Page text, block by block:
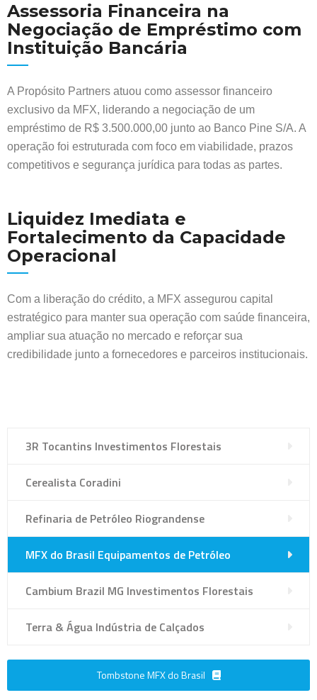
3R Tocantins Investimentos Florestais
Cerealista Coradini
Refinaria de Petróleo Riograndense
MFX do Brasil Equipamentos de Petróleo
Cambium Brazil MG Investimentos Florestais
Terra & Água Indústria de Calçados
Tombstone MFX do Brasil
Assessoria Financeira na
Negociação de Empréstimo com
Instituição Bancária
A Propósito Partners atuou como assessor financeiro
exclusivo da MFX, liderando a negociação de um
empréstimo de R$ 3.500.000,00 junto ao Banco Pine S/A. A
operação foi estruturada com foco em viabilidade, prazos
competitivos e segurança jurídica para todas as partes.
Liquidez Imediata e
Fortalecimento da Capacidade
Operacional
Com a liberação do crédito, a MFX assegurou capital
estratégico para manter sua operação com saúde financeira,
ampliar sua atuação no mercado e reforçar sua
credibilidade junto a fornecedores e parceiros institucionais.